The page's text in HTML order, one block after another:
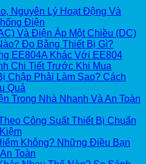
Nguyên Lý Hoạt Động Và
Điện
Và Điện Áp Một Chiều (DC)
Đo Bằng Thiết Bị Gì?
EE804A Khác Với EE804
Chi Tiết Trước Khi Mua
Chập Phải Làm Sao? Cách
Quả
Trong Nhà Nhanh Và An Toàn
Công Suất Thiết Bị Chuẩn
Không? Những Điều Bạn
Toàn